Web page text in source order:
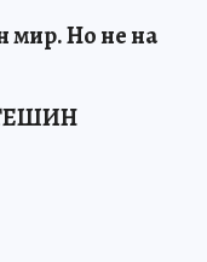
мир. Но не на